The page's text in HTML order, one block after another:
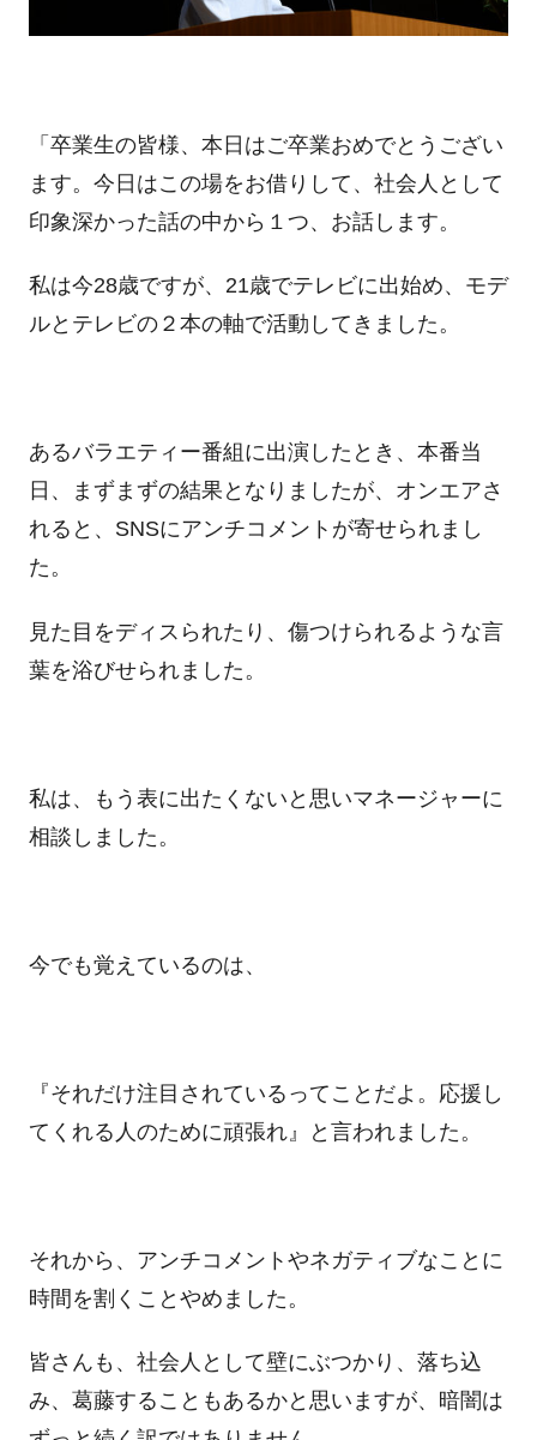
「卒業生の皆様、本日はご卒業おめでとうござい
ます。今日はこの場をお借りして、社会人として
印象深かった話の中から１つ、お話します。
私は今28歳ですが、21歳でテレビに出始め、モデ
ルとテレビの２本の軸で活動してきました。
あるバラエティー番組に出演したとき、本番当
日、まずまずの結果となりましたが、オンエアさ
れると、SNSにアンチコメントが寄せられまし
た。
見た目をディスられたり、傷つけられるような言
葉を浴びせられました。
私は、もう表に出たくないと思いマネージャーに
相談しました。
今でも覚えているのは、
『それだけ注目されているってことだよ。応援し
てくれる人のために頑張れ』と言われました。
それから、アンチコメントやネガティブなことに
時間を割くことやめました。
皆さんも、社会人として壁にぶつかり、落ち込
み、葛藤することもあるかと思いますが、暗闇は